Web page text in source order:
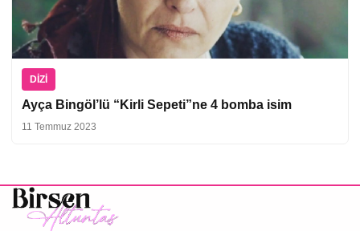
DIZI
Ayça Bingöl’lü “Kirli Sepeti”ne 4 bomba isim
11 Temmuz 2023